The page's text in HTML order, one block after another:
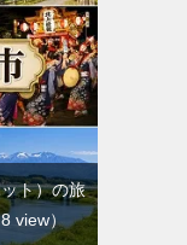
ト）の旅
view）